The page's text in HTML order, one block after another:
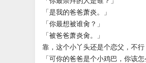
「是我的爸爸萧炎。」
「你最想被谁肏？」
「被爸爸萧炎肏。」
靠，这个小丫头还是个恋父，不行
「可你的爸爸是个小鸡巴，你该怎